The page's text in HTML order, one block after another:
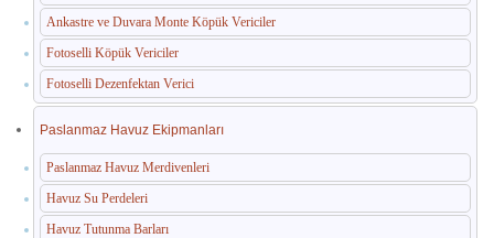
Ankastre ve Duvara Monte Köpük Vericiler
Fotoselli Köpük Vericiler
Fotoselli Dezenfektan Verici
Paslanmaz Havuz Ekipmanları
Paslanmaz Havuz Merdivenleri
Havuz Su Perdeleri
Havuz Tutunma Barları